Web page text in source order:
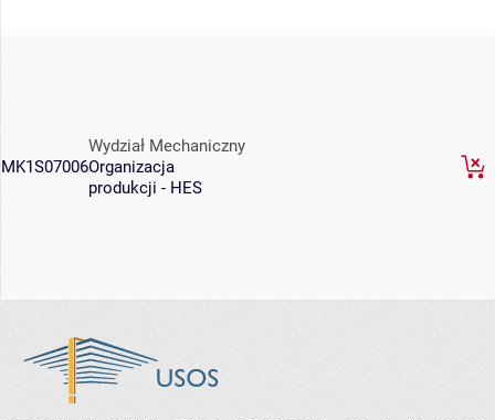
MK1S07006
Wydział Mechaniczny
Organizacja
produkcji - HES